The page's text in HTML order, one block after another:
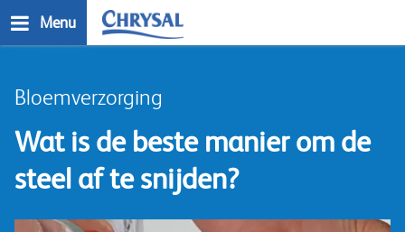
to
Menu
Bloemverzorging
Wat is de beste manier om de
steel af te snijden?